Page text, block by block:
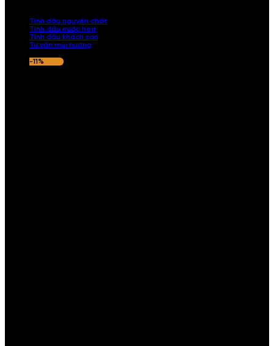
Tinh dầu nguyên chất
Tinh dầu nước hoa
Tinh dầu khách sạn
Tư vấn mùi hương
-11%